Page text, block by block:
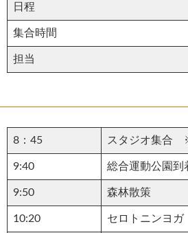
日程
集合時間
担当
8：45 スタジオ集合
9:40 総合運動公園到
9:50 森林散策
10:20 セロトニンヨガ